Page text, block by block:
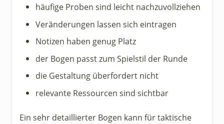
häufige Proben sind leicht nachzuvollziehen
Veränderungen lassen sich eintragen
Notizen haben genug Platz
der Bogen passt zum Spielstil der Runde
die Gestaltung überfordert nicht
relevante Ressourcen sind sichtbar
Ein sehr detaillierter Bogen kann für taktische